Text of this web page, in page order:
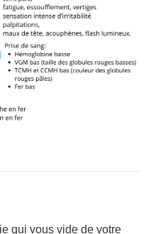
qui vous vide de votre